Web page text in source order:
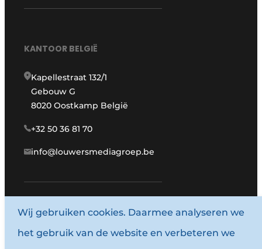
KANTOOR BELGIË
Kapellestraat 132/1
Gebouw G
8020 Oostkamp België
+32 50 36 81 70
info@louwersmediagroep.be
www.louwersmediagroep.com
© 1987 - 2026 Louwersmediagroep.
Wij gebruiken cookies. Daarmee analyseren we
het gebruik van de website en verbeteren we